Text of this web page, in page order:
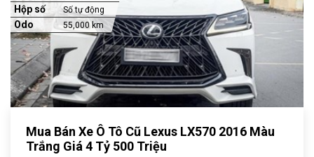
Hộp số Số tự động
Odo 55,000 km
Mua Bán Xe Ô Tô Cũ Lexus LX570 2016 Màu
Trắng Giá 4 Tỷ 500 Triệu